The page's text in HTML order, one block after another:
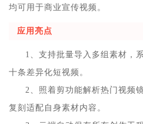
均可用于商业宣传视频。
应用亮点
1、支持批量导入多组素材，
十条差异化短视频。
2、照着剪功能解析热门视频
复刻适配自身素材内容。